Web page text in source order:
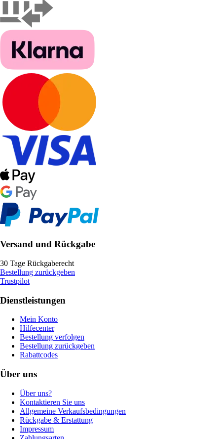
Versand und Rückgabe
30 Tage Rückgaberecht
Bestellung zurückgeben
Trustpilot
Dienstleistungen
Mein Konto
Hilfecenter
Bestellung verfolgen
Bestellung zurückgeben
Rabattcodes
Über uns
Über uns?
Kontaktieren Sie uns
Allgemeine Verkaufsbedingungen
Rückgabe & Erstattung
Impressum